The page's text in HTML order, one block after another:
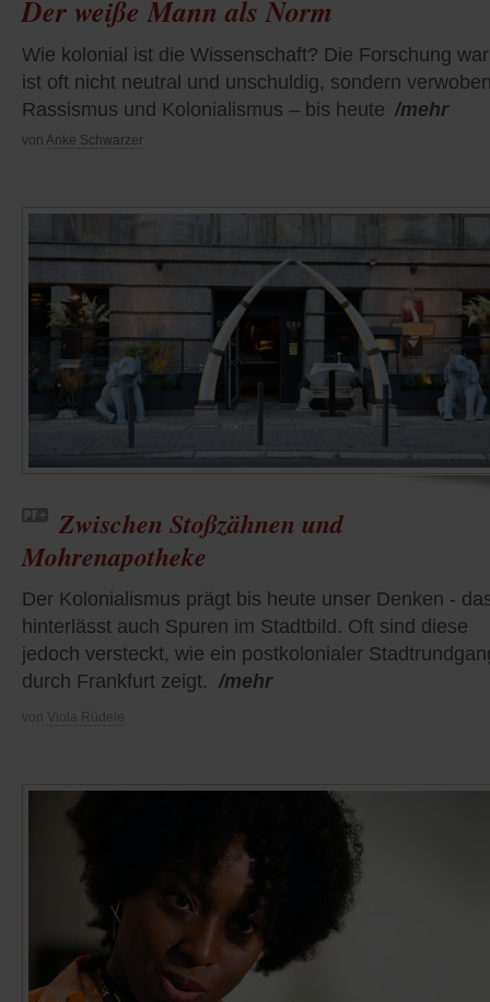
Der weiße Mann als Norm
Wie kolonial ist die Wissenschaft? Die Forschung
ist oft nicht neutral und unschuldig, sondern
Rassismus und Kolonialismus – bis heute /mehr
von Anke Schwarzer
Zwischen Stoßzähnen und
Mohrenapotheke
Der Kolonialismus prägt bis heute unser Denken -
hinterlässt auch Spuren im Stadtbild. Oft sind diese
jedoch versteckt, wie ein postkolonialer
durch Frankfurt zeigt. /mehr
von Viola Rüdele